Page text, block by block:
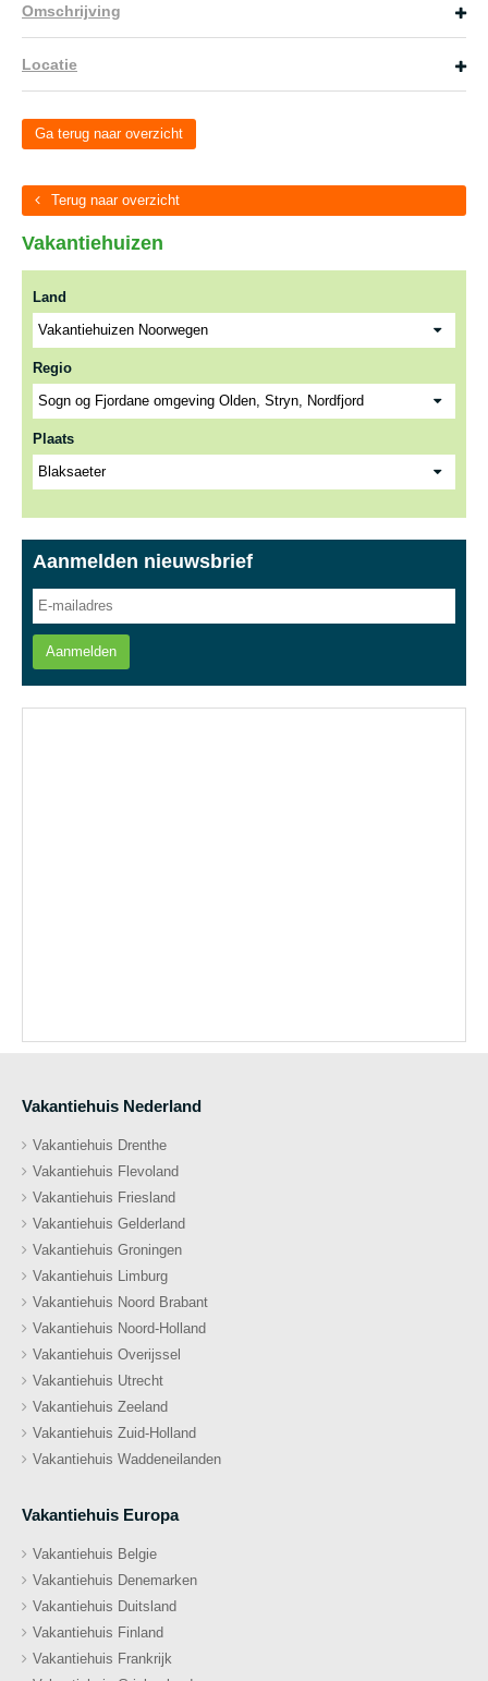
Omschrijving
Locatie
Ga terug naar overzicht
Terug naar overzicht
Vakantiehuizen
Land
Regio
Plaats
Aanmelden nieuwsbrief
Aanmelden
Vakantiehuis Nederland
Vakantiehuis Drenthe
Vakantiehuis Flevoland
Vakantiehuis Friesland
Vakantiehuis Gelderland
Vakantiehuis Groningen
Vakantiehuis Limburg
Vakantiehuis Noord Brabant
Vakantiehuis Noord-Holland
Vakantiehuis Overijssel
Vakantiehuis Utrecht
Vakantiehuis Zeeland
Vakantiehuis Zuid-Holland
Vakantiehuis Waddeneilanden
Vakantiehuis Europa
Vakantiehuis Belgie
Vakantiehuis Denemarken
Vakantiehuis Duitsland
Vakantiehuis Finland
Vakantiehuis Frankrijk